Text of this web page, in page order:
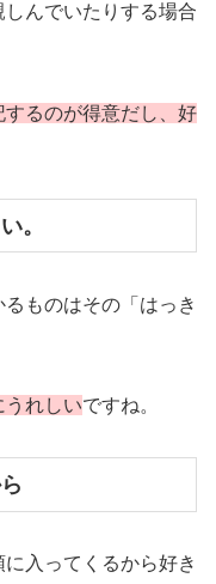
んでいたりする場合
するのが得意だし、好
。
ものはその「はっき
うれしいですね。
入ってくるから好き